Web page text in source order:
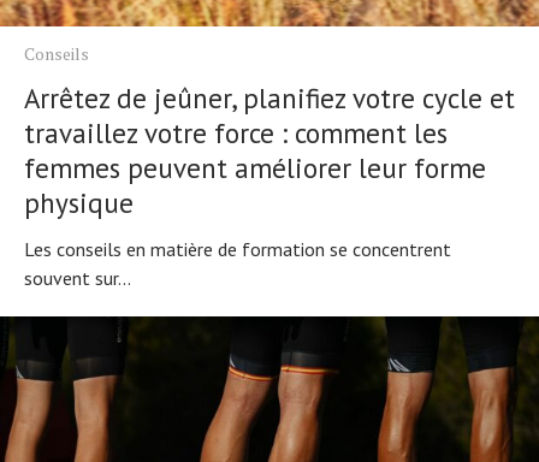
Conseils
Arrêtez de jeûner, planifiez votre cycle et
travaillez votre force : comment les
femmes peuvent améliorer leur forme
physique
Les conseils en matière de formation se concentrent
souvent sur...